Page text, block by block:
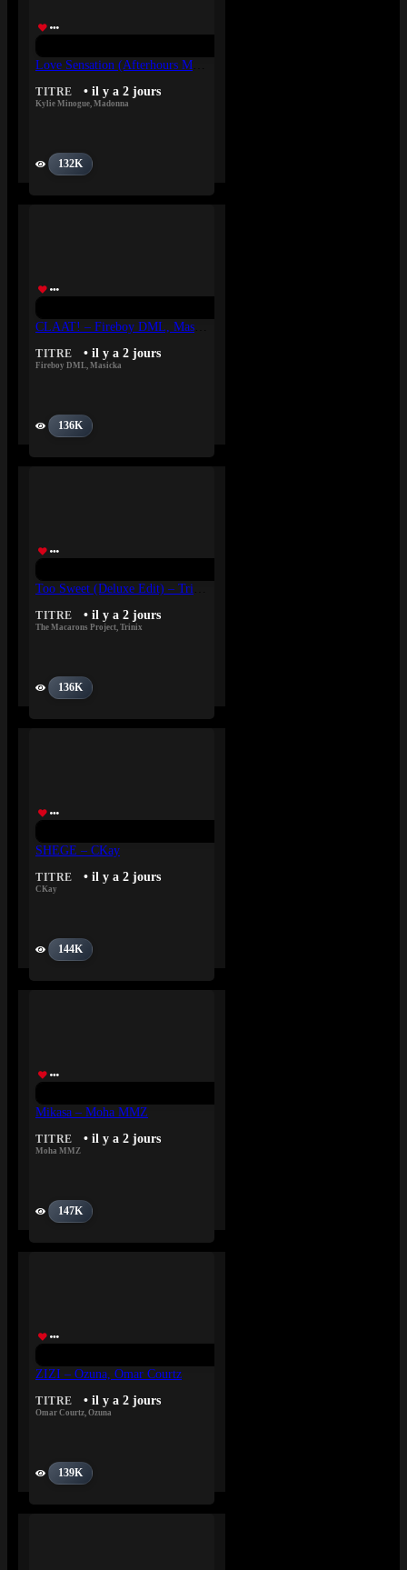
TITRE • il y a 2 jours
Kylie Minogue, Madonna
132K
TITRE • il y a 2 jours
Fireboy DML, Masicka
136K
TITRE • il y a 2 jours
The Macarons Project, Trinix
136K
SHEGE – CKay
TITRE • il y a 2 jours
CKay
144K
Mikasa – Moha MMZ
TITRE • il y a 2 jours
Moha MMZ
147K
ZIZI – Ozuna, Omar Courtz
TITRE • il y a 2 jours
Omar Courtz, Ozuna
139K